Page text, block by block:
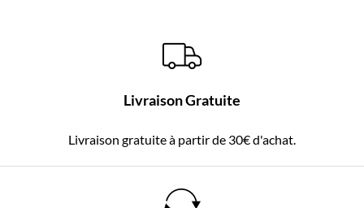
Livraison Gratuite
Livraison gratuite à partir de 30€ d'achat.